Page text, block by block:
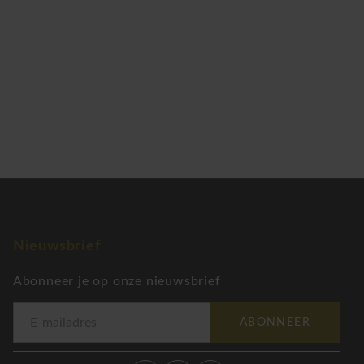
Abonneer je op onze nieuwsbrief
ABONNEER